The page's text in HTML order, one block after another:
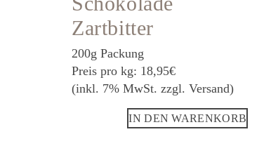
Zartbitter
200g Packung
Preis pro kg: 18,95€
(inkl. 7% MwSt. zzgl. Versand)
IN DEN WARENKORB